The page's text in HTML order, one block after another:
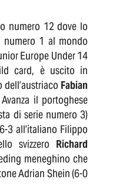
numero 12 dove lo
numero 1 al mondo
Europe Under 14
card, è uscito in
Fabian
il portoghese
di serie numero 3)
3 all’italiano Filippo
svizzero Richard
meneghino che
Adrian Shein (6-0